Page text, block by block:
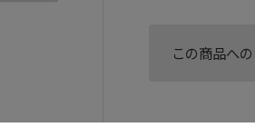
この商品へ